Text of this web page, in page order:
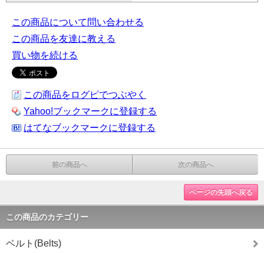
この商品について問い合わせる
この商品を友達に教える
買い物を続ける
この商品をログピでつぶやく
Yahoo!ブックマークに登録する
はてなブックマークに登録する
前の商品へ 次の商品へ
ページの先頭へ戻る
この商品のカテゴリー
ベルト(Belts)